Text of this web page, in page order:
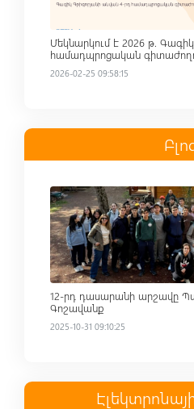
Մեկնարկում է 2026 թ.
համադպրոցական
2026-02-25 09:58:15
Read more
12-րդ դասարանի արշավը
Գոշավանք
2025-10-31 09:10:25